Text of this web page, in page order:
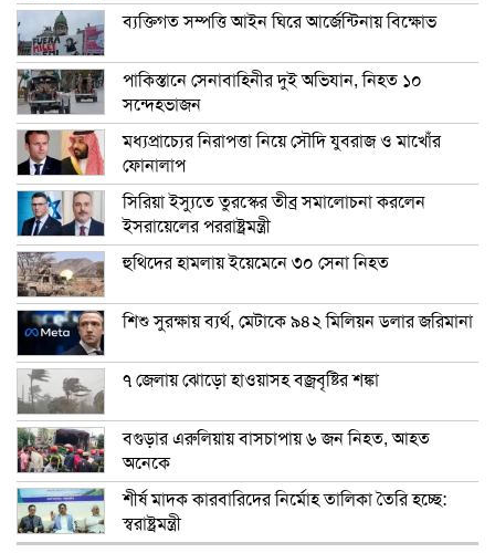
ব্যক্তিগত সম্পত্তি আইন ঘিরে আর্জেন্টিনায় বিক্ষোভ
পাকিস্তানে সেনাবাহিনীর দুই অভিযান, নিহত ১০
সন্দেহভাজন
মধ্যপ্রাচ্যের নিরাপত্তা নিয়ে সৌদি যুবরাজ ও মাখোঁর
ফোনালাপ
সিরিয়া ইস্যুতে তুরস্কের তীব্র সমালোচনা করলেন
ইসরায়েলের পররাষ্ট্রমন্ত্রী
হুথিদের হামলায় ইয়েমেনে ৩০ সেনা নিহত
শিশু সুরক্ষায় ব্যর্থ, মেটাকে ৯৪২ মিলিয়ন ডলার জরিমানা
৭ জেলায় ঝোড়ো হাওয়াসহ বজ্রবৃষ্টির শঙ্কা
বগুড়ার এরুলিয়ায় বাসচাপায় ৬ জন নিহত, আহত
অনেকে
শীর্ষ মাদক কারবারিদের নির্মোহ তালিকা তৈরি হচ্ছে:
স্বরাষ্ট্রমন্ত্রী